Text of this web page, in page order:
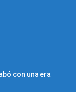
con una era